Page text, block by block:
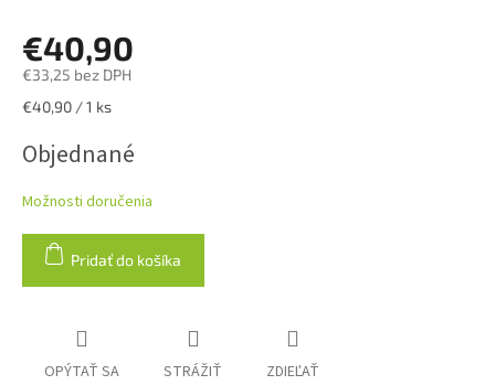
€40,90
€33,25 bez DPH
Jednotková
€40,90 / 1 ks
Objednané
Možnosti doručenia
Pridať do košíka
OPÝTAŤ SA STRÁŽIŤ ZDIEĽAŤ